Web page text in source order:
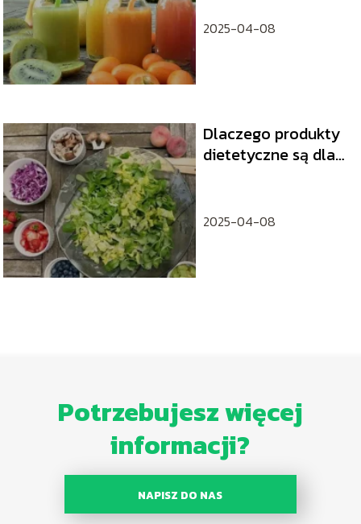
2025-04-08
Dlaczego produkty
dietetyczne są dla
2025-04-08
Potrzebujesz więcej
informacji?
NAPISZ DO NAS